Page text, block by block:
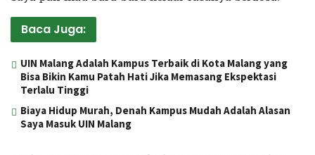
Baca Juga:
UIN Malang Adalah Kampus Terbaik di Kota Malang yang
Bisa Bikin Kamu Patah Hati Jika Memasang Ekspektasi
Terlalu Tinggi
Biaya Hidup Murah, Denah Kampus Mudah Adalah Alasan
Saya Masuk UIN Malang